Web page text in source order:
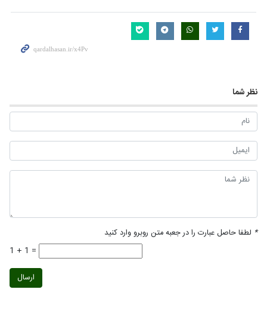
نظر شما
* لطفا حاصل عبارت را در جعبه متن روبرو وارد کنید
1 + 1 =
ارسال